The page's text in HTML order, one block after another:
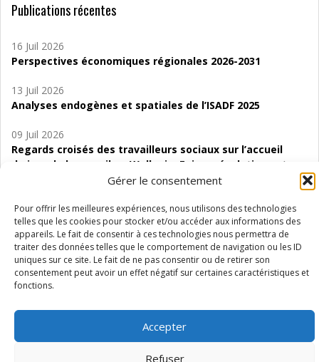
Gérer le consentement
Pour offrir les meilleures expériences, nous utilisons des technologies
telles que les cookies pour stocker et/ou accéder aux informations des
appareils. Le fait de consentir à ces technologies nous permettra de
traiter des données telles que le comportement de navigation ou les ID
uniques sur ce site. Le fait de ne pas consentir ou de retirer son
consentement peut avoir un effet négatif sur certaines caractéristiques et
fonctions.
Accepter
Refuser
Publications récentes
16 Juil 2026
Perspectives économiques régionales 2026-2031
13 Juil 2026
Analyses endogènes et spatiales de l’ISADF 2025
09 Juil 2026
Regards croisés des travailleurs sociaux sur l’accueil
de jour de bas seuil en Wallonie. Enjeux, évolutions et
06 Juil 2026
Étude d’évaluabilité des Structures
d’accompagnement à l’autocréation d’emploi (SAACE)
01 Juil 2026
Pénurie du personnel infirmier :quels indicateurs
Wallonie ?